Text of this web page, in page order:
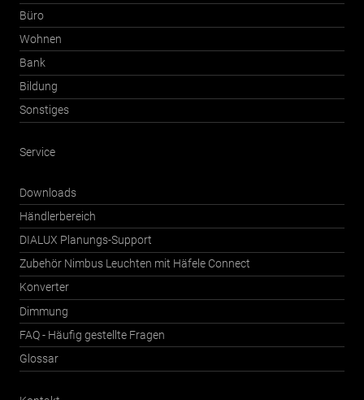
Büro
Wohnen
Bank
Bildung
Sonstiges
Service
Downloads
Händlerbereich
DIALUX Planungs-Support
Zubehör Nimbus Leuchten mit Häfele Connect
Konverter
Dimmung
FAQ - Häufig gestellte Fragen
Glossar